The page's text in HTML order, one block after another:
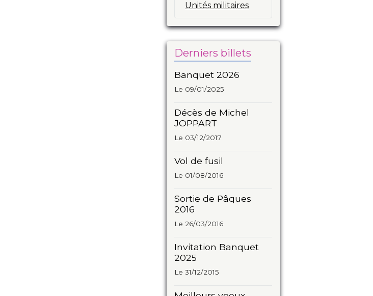
Unités militaires
Derniers billets
Banquet 2026
Le 09/01/2025
Décès de Michel
JOPPART
Le 03/12/2017
Vol de fusil
Le 01/08/2016
Sortie de Pâques
2016
Le 26/03/2016
Invitation Banquet
2025
Le 31/12/2015